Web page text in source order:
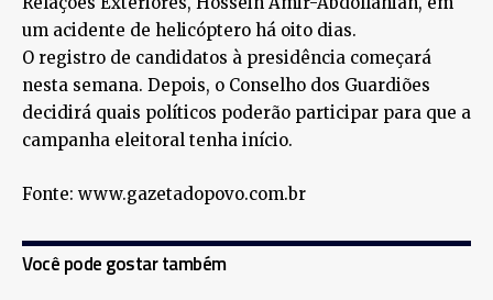
um acidente de helicóptero há oito dias.
O registro de candidatos à presidência começará
nesta semana. Depois, o Conselho dos Guardiões
decidirá quais políticos poderão participar para que a
campanha eleitoral tenha início.
Fonte: www.gazetadopovo.com.br
Você pode gostar também